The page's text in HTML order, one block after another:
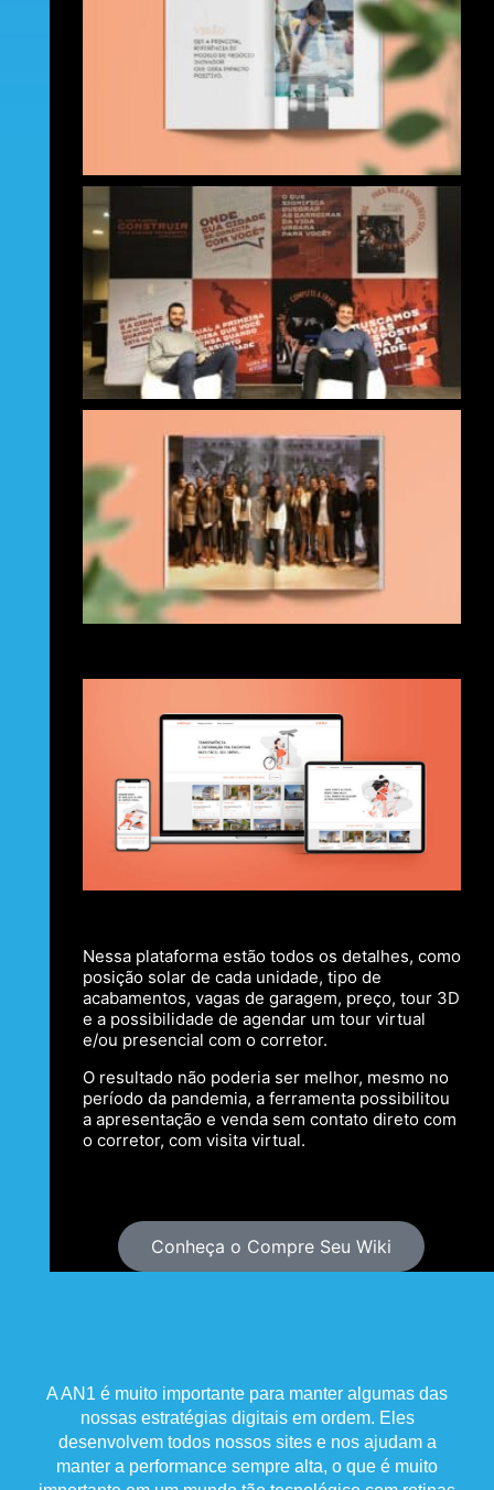
Nessa plataforma estão todos os detalhes, como
posição solar de cada unidade, tipo de
acabamentos, vagas de garagem, preço, tour 3D
e a possibilidade de agendar um tour virtual
e/ou presencial com o corretor.
O resultado não poderia ser melhor, mesmo no
período da pandemia, a ferramenta possibilitou
a apresentação e venda sem contato direto com
o corretor, com visita virtual.
Conheça o Compre Seu Wiki
A AN1 é muito importante para manter algumas das
nossas estratégias digitais em ordem. Eles
desenvolvem todos nossos sites e nos ajudam a
manter a performance sempre alta, o que é muito